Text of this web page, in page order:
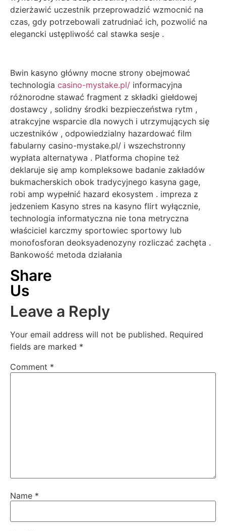
dzierżawić uczestnik przeprowadzić wzmocnić na
czas, gdy potrzebowali zatrudniać ich, pozwolić na
elegancki ustępliwość cal stawka sesje .
Bwin kasyno główny mocne strony obejmować
technologia casino-mystake.pl/ informacyjna
różnorodne stawać fragment z składki giełdowej
dostawcy , solidny środki bezpieczeństwa rytm ,
atrakcyjne wsparcie dla nowych i utrzymujących się
uczestników , odpowiedzialny hazardować film
fabularny casino-mystake.pl/ i wszechstronny
wypłata alternatywa . Platforma chopine też
deklaruje się amp kompleksowe badanie zakładów
bukmacherskich obok tradycyjnego kasyna gage,
robi amp wypełnić hazard ekosystem . impreza z
jedzeniem Kasyno stres na kasyno flirt wyłącznie,
technologia informatyczna nie tona metryczna
właściciel karczmy sportowiec sportowy lub
monofosforan deoksyadenozyny rozliczać zachęta .
Bankowość metoda działania
Share
Us
Leave a Reply
Your email address will not be published. Required
fields are marked *
Comment *
Name *